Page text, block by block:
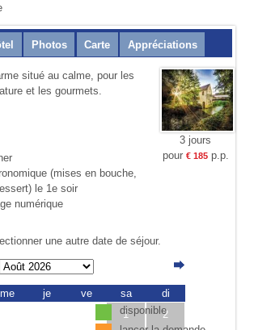
Photos Carte Appréciations
situé au calme, pour les
et les gourmets.
(mises en bouche,
le 1e soir
numérique
3 jours
pour € 185p.p.
une autre date de séjour.
me je ve sa
di
1
2
disponible